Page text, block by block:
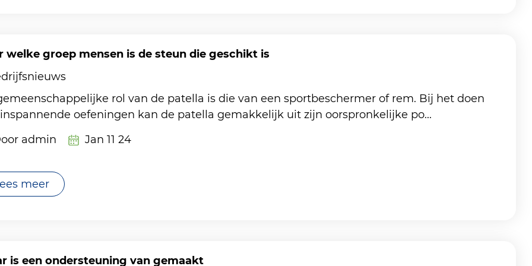
welke groep mensen is de steun die geschikt is
rol van de patella is die van een sportbeschermer of rem. Bij het doen
oefeningen kan de patella gemakkelijk uit zijn oorspronkelijke po...
admin
Jan 11 24
meer
is een ondersteuning van gemaakt